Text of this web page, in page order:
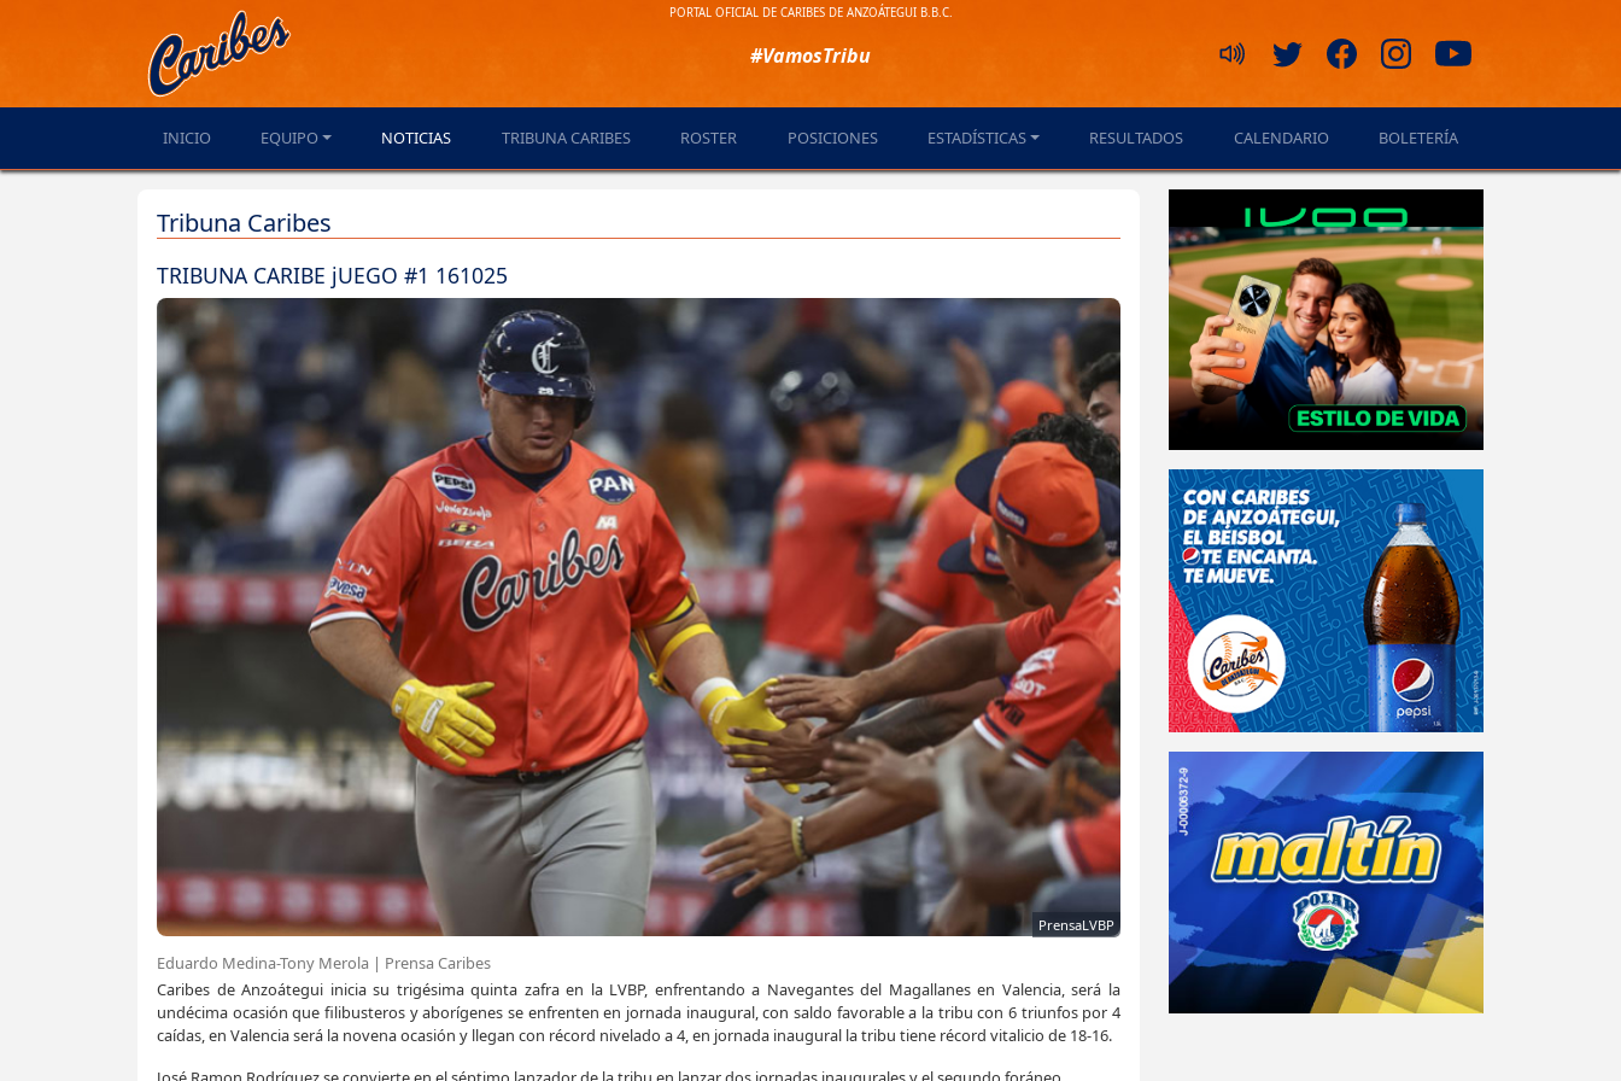
PORTAL OFICIAL DE CARIBES DE ANZOÁTEGUI B.B.C.
#VamosTribu
INICIO EQUIPO NOTICIAS TRIBUNA CARIBES ROSTER POSICIONES ESTADÍSTICAS RESULTADOS CALENDARIO BOLETERÍA
Tribuna Caribes
TRIBUNA CARIBE jUEGO #1 161025
PrensaLVBP
Eduardo Medina-Tony Merola | Prensa Caribes
Caribes de Anzoátegui inicia su trigésima quinta zafra en la LVBP, enfrentando a Navegantes del Magallanes en Valencia, será la
undécima ocasión que filibusteros y aborígenes se enfrenten en jornada inaugural, con saldo favorable a la tribu con 6 triunfos por 4
caídas, en Valencia será la novena ocasión y llegan con récord nivelado a 4, en jornada inaugural la tribu tiene récord vitalicio de 18-16.